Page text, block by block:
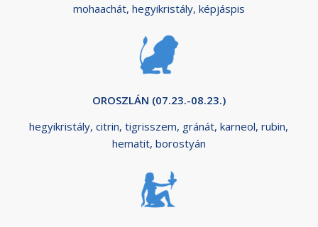
mohaachát, hegyikristály, képjáspis
OROSZLÁN (07.23.-08.23.)
hegyikristály, citrin, tigrisszem, gránát, karneol, rubin,
hematit, borostyán